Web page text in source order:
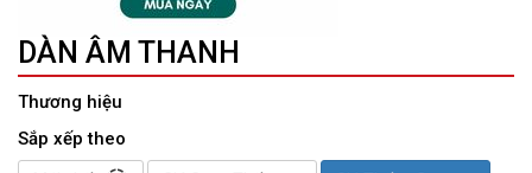
DÀN ÂM THANH
Thương hiệu
Sắp xếp theo